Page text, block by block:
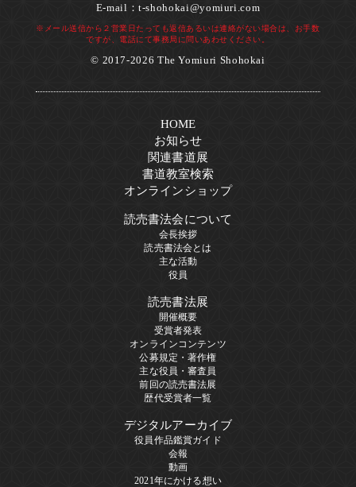
E-mail：t-shohokai@yomiuri.com
※メール送信から２営業日たっても返信あるいは連絡がない場合は、お手数
ですが、電話にて事務局に問いあわせください。
© 2017-2026 The Yomiuri Shohokai
HOME
お知らせ
関連書道展
書道教室検索
オンラインショップ
読売書法会について
会長挨拶
読売書法会とは
主な活動
役員
読売書法展
開催概要
受賞者発表
オンラインコンテンツ
公募規定・著作権
主な役員・審査員
前回の読売書法展
歴代受賞者一覧
デジタルアーカイブ
役員作品鑑賞ガイド
会報
動画
2021年にかける想い